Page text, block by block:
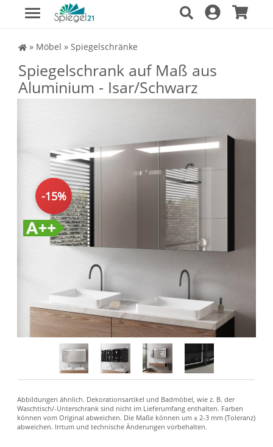
Spiegel Shop
» Möbel » Spiegelschränke
Spiegelschrank auf Maß aus
Aluminium - Isar/Schwarz
-15%